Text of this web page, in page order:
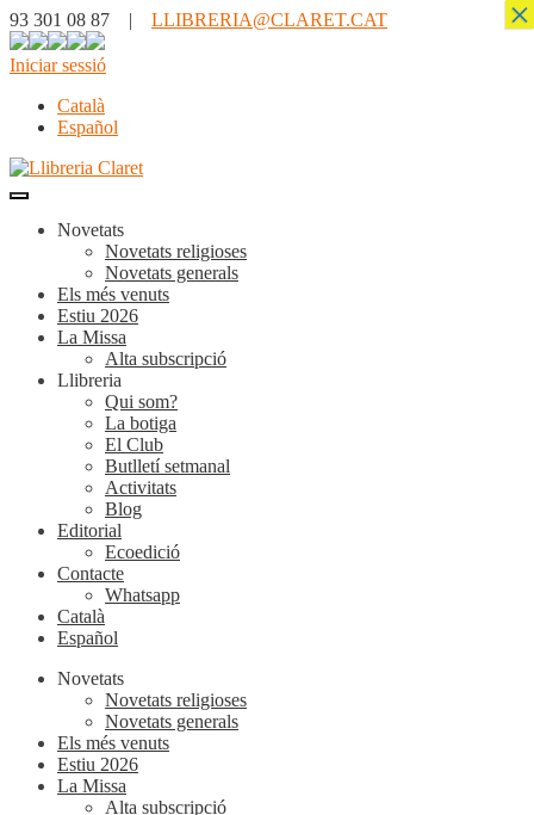
93 301 08 87 | LLIBRERIA@CLARET.CAT
Iniciar sessió
Català
Español
Novetats
Novetats religioses
Novetats generals
Els més venuts
Estiu 2026
La Missa
Alta subscripció
Llibreria
Qui som?
La botiga
El Club
Butlletí setmanal
Activitats
Blog
Editorial
Ecoedició
Contacte
Whatsapp
Català
Español
Novetats
Novetats religioses
Novetats generals
Els més venuts
Estiu 2026
La Missa
Alta subscripció
×